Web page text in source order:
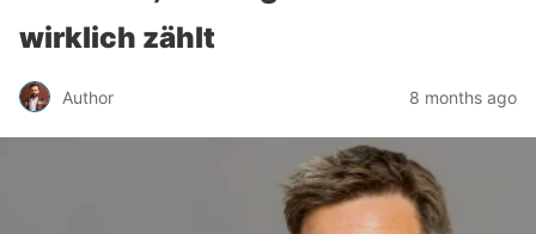
wirklich zählt
Author 8 months ago